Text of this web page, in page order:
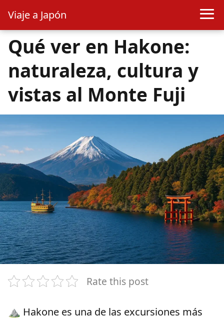
Viaje a Japón
Qué ver en Hakone:
naturaleza, cultura y
vistas al Monte Fuji
Rate this post
⛰️ Hakone es una de las excursiones más